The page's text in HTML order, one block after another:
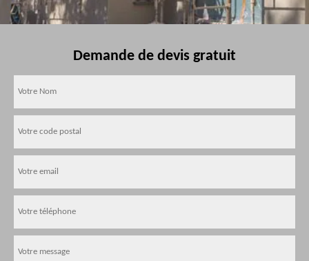
Demande de devis gratuit